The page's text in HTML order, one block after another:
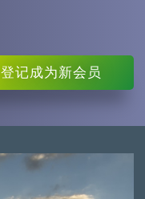
登记成为新会员